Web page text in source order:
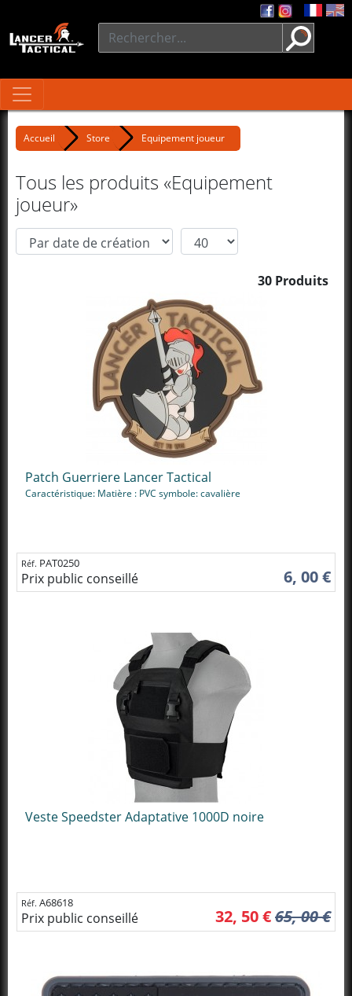
Accueil Store Equipement joueur
Tous les produits «Equipement
joueur»
30 Produits
Patch Guerriere Lancer Tactical
Caractéristique: Matière : PVC symbole: cavalière
Réf. PAT0250
Prix public conseillé 6, 00 €
Veste Speedster Adaptative 1000D noire
Réf. A68618
Prix public conseillé 65, 00 €
32, 50 €